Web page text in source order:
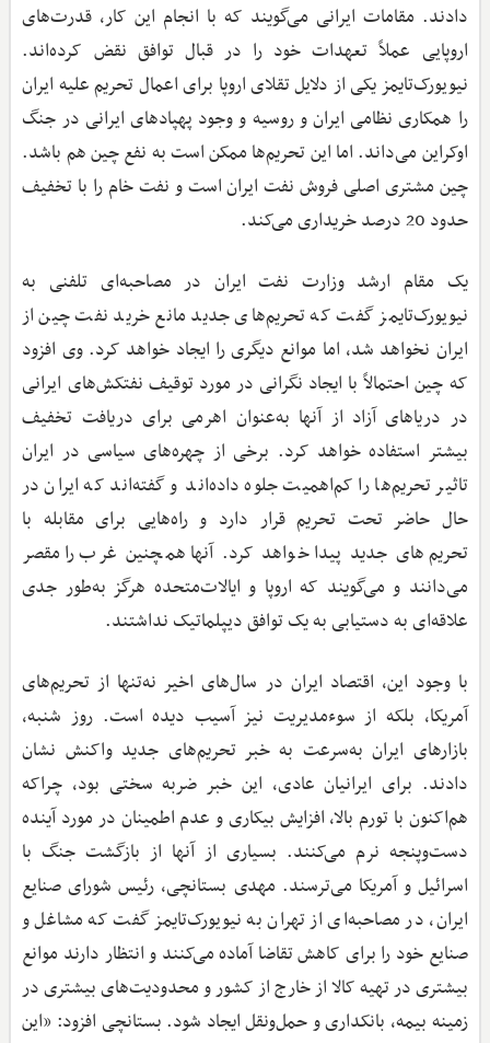
دادند. مقامات ایرانی می‌گویند که با انجام این کار، قدرت‌های
اروپایی عملاً تعهدات خود را در قبال توافق نقض کرده‌اند.
نیویورک‌تایمز یکی از دلایل تقلای اروپا برای اعمال تحریم علیه ایران
را همکاری نظامی ایران و روسیه و وجود پهپادهای ایرانی در جنگ
اوکراین می‌داند. اما این تحریم‌ها ممکن است به نفع چین هم باشد.
چین مشتری اصلی فروش نفت ایران است و نفت خام را با تخفیف
حدود 20 درصد خریداری می‌کند.
یک مقام ارشد وزارت نفت ایران در مصاحبه‌ای تلفنی به
نیویورک‌تایمز گفت که تحریم‌های جدید مانع خرید نفت چین از
ایران نخواهد شد، اما موانع دیگری را ایجاد خواهد کرد. وی افزود
که چین احتمالاً با ایجاد نگرانی در مورد توقیف نفتکش‌های ایرانی
در دریاهای آزاد از آنها به‌عنوان اهرمی برای دریافت تخفیف
بیشتر استفاده خواهد کرد. برخی از چهره‌های سیاسی در ایران
تاثیر تحریم‌ها را کم‌اهمیت جلوه داده‌اند و گفته‌اند که ایران در
حال حاضر تحت تحریم قرار دارد و راه‌هایی برای مقابله با
تحریم‌های جدید پیدا خواهد کرد. آنها همچنین غرب را مقصر
می‌دانند و می‌گویند که اروپا و ایالات‌متحده هرگز به‌طور جدی
علاقه‌ای به دستیابی به یک توافق دیپلماتیک نداشتند.
با وجود این، اقتصاد ایران در سال‌های اخیر نه‌تنها از تحریم‌های
آمریکا، بلکه از سوءمدیریت نیز آسیب دیده است. روز شنبه،
بازارهای ایران به‌سرعت به خبر تحریم‌های جدید واکنش نشان
دادند. برای ایرانیان عادی، این خبر ضربه سختی بود، چراکه
هم‌اکنون با تورم بالا، افزایش بیکاری و عدم اطمینان در مورد آینده
دست‌وپنجه نرم می‌کنند. بسیاری از آنها از بازگشت جنگ با
اسرائیل و آمریکا می‌ترسند. مهدی بستانچی، رئیس شورای صنایع
ایران، در مصاحبه‌ای از تهران به نیویورک‌تایمز گفت که مشاغل و
صنایع خود را برای کاهش تقاضا آماده می‌کنند و انتظار دارند موانع
بیشتری در تهیه کالا از خارج از کشور و محدودیت‌های بیشتری در
زمینه بیمه، بانکداری و حمل‌ونقل ایجاد شود. بستانچی افزود: «این